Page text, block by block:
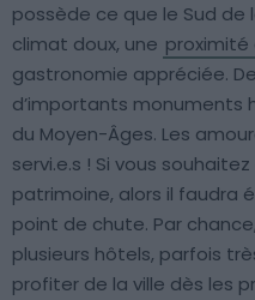
possède ce que le Sud de
climat doux, une proximité
gastronomie appréciée.
d’importants monuments
du Moyen-Âges. Les
servi.e.s ! Si vous
patrimoine, alors il faudra
point de chute. Par
plusieurs hôtels, parfois
profiter de la ville dès les